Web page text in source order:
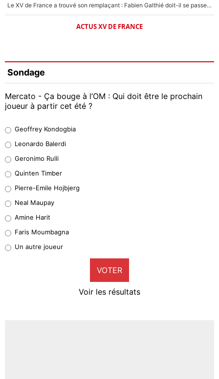
Le XV de France a trouvé son remplaçant : Fabien Galthié doit-il se passer d'Antoine Dupont ?
ACTUS XV DE FRANCE
Sondage
Mercato - Ça bouge à l’OM : Qui doit être le prochain
joueur à partir cet été ?
38%
32%
5%
1%
9%
Geoffrey Kondogbia
Leonardo Balerdi
Geronimo Rulli
Quinten Timber
Pierre-Emile Hojbjerg
Neal Maupay
Amine Harit
Faris Moumbagna
Un autre joueur
VOTER
Voir les résultats